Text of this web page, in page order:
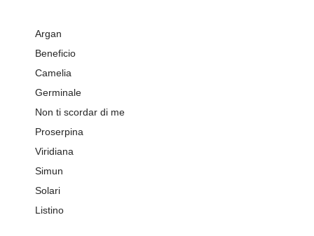
Argan
Beneficio
Camelia
Germinale
Non ti scordar di me
Proserpina
Viridiana
Simun
Solari
Listino